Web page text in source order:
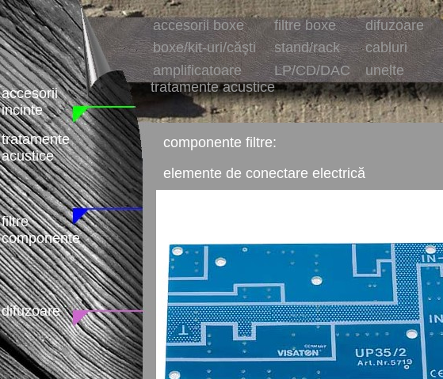
difuzoare
accesorii boxe filtre boxe
difuzoare
boxe/kit-uri/căşti
stand/rack
cabluri
amplificatoare
LP/CD/DAC
unelte
accesorii
incinte
tratamente
acustice
filtre
componente
tratamente acustice
componente filtre:
elemente de conectare electrică